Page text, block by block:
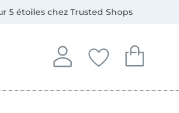
5 étoiles chez Trusted Shops
Se connecter
Se connecter à votre
Mes favoris
Vous avez
Mon
Vous avez